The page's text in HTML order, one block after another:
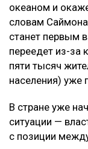
океаном и
словам
станет первым
переедет из-за
пяти тысяч
населения) уже
В стране уже
ситуации —
с позиции